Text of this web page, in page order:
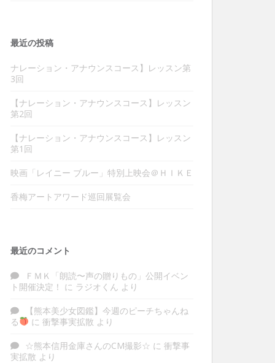
最近の投稿
ナレーション・アナウンスコース】レッスン第
3回
【ナレーション・アナウンスコース】レッスン
第2回
【ナレーション・アナウンスコース】レッスン
第1回
映画「レイニー ブルー」特別上映会＠ＨＩＫＥ
香梅アートアワード巡回展覧会
最近のコメント
ＦＭＫ「朗読〜声の贈りもの」公開イベン
ト開催決定！ に ラジオくん より
【熊本美少女図鑑】今週のピーチちゃんね
る
に 衝撃事実拡散 より
☆熊本信用金庫さんのCM撮影☆ に 衝撃事
実拡散 より